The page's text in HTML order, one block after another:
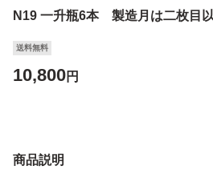
N19 一升瓶6本 製造月は二枚目
送料無料
10,800円
商品説明